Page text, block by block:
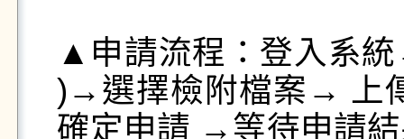
▲申請流程：登入系
)→選擇檢附檔案→ 上
確定申請 →等待申請